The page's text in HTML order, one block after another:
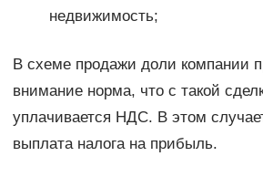
недвижимость;
В схеме продажи доли компании
внимание норма, что с такой
уплачивается НДС. В этом
выплата налога на прибыль.